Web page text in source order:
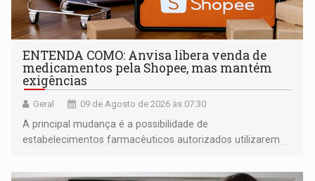
ENTENDA COMO: Anvisa libera venda de
medicamentos pela Shopee, mas mantém
exigências
Geral 09 de Agosto de 2026 às 07:30
A principal mudança é a possibilidade de
estabelecimentos farmacêuticos autorizados utilizarem